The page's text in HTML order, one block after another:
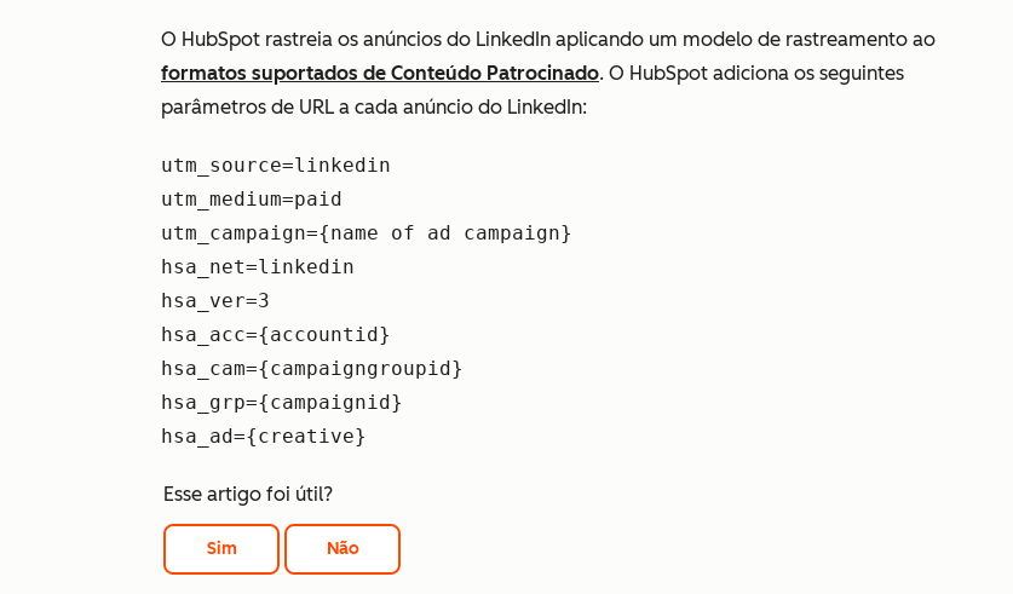
O HubSpot rastreia os anúncios do LinkedIn aplicando um modelo de rastreamento ao
formatos suportados de Conteúdo Patrocinado. O HubSpot adiciona os seguintes
parâmetros de URL a cada anúncio do LinkedIn:
utm_source=linkedin
utm_medium=paid
utm_campaign={name of ad campaign}
hsa_net=linkedin
hsa_ver=3
hsa_acc={accountid}
hsa_cam={campaigngroupid}
hsa_grp={campaignid}
hsa_ad={creative}
Esse artigo foi útil?
Sim Não